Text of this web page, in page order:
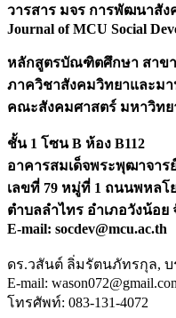
วารสาร มจร การพัฒนาสัง
Journal of MCU Social
หลักสูตรบัณฑิตศึกษา สาข
ภาควิชาสังคมวิทยาและม
คณะสังคมศาสตร์ มหาวิท
ชั้น 1 โซน B ห้อง B112
อาคารสมเด็จพระพุฒาจาร
เลขที่ 79 หมู่ที่ 1 ถนนพหลโ
ตำบลลำไทร อำเภอวังน้อย
E-mail: socdev@mcu.ac.th
ดร.วสันต์ ลิ่มรัตนภัทรกุล,
E-mail:
โทรศัพท์: 083-131-4072